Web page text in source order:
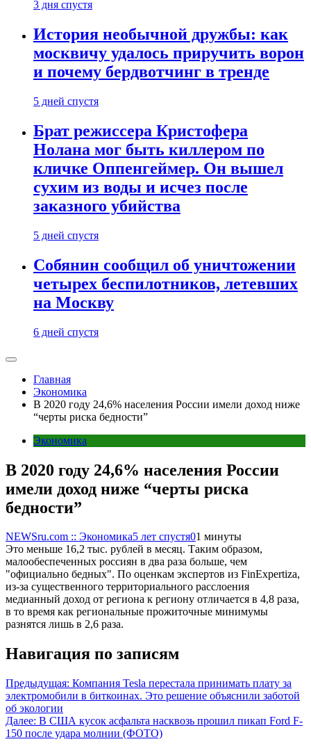
3 дня спустя
История необычной дружбы: как
москвичу удалось приручить ворон
и почему бердвотчинг в тренде
5 дней спустя
Брат режиссера Кристофера
Нолана мог быть киллером по
кличке Оппенгеймер. Он вышел
сухим из воды и исчез после
заказного убийства
5 дней спустя
Собянин сообщил об уничтожении
четырех беспилотников, летевших
на Москву
6 дней спустя
Главная
Экономика
В 2020 году 24,6% населения России имели доход ниже
“черты риска бедности”
Экономика
В 2020 году 24,6% населения России
имели доход ниже “черты риска
бедности”
NEWSru.com :: Экономика5 лет спустя01 минуты
Это меньше 16,2 тыс. рублей в месяц. Таким образом,
малообеспеченных россиян в два раза больше, чем
"официально бедных". По оценкам экспертов из FinExpertiza,
из-за существенного территориального расслоения
медианный доход от региона к региону отличается в 4,8 раза,
в то время как региональные прожиточные минимумы
разнятся лишь в 2,6 раза.
Навигация по записям
Предыдущая: Компания Tesla перестала принимать плату за
электромобили в биткоинах. Это решение объяснили заботой
об экологии
Далее: В США кусок асфальта насквозь прошил пикап Ford F-
150 после удара молнии (ФОТО)